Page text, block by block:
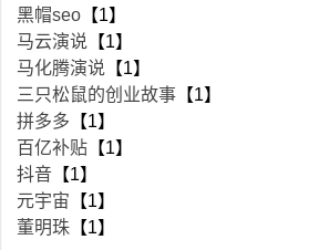
黑帽seo 【1】
马云演说 【1】
马化腾演说 【1】
三只松鼠的创业故事 【1】
拼多多 【1】
百亿补贴 【1】
抖音 【1】
元宇宙 【1】
董明珠 【1】